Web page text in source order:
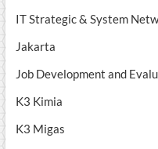
IT Strategic & System
Jakarta
Job Development and
K3 Kimia
K3 Migas